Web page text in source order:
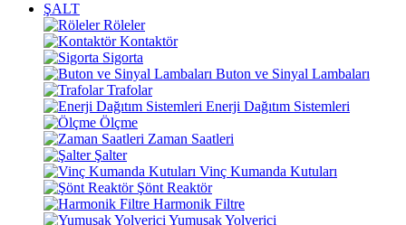
ŞALT
Röleler
Kontaktör
Sigorta
Buton ve Sinyal Lambaları
Trafolar
Enerji Dağıtım Sistemleri
Ölçme
Zaman Saatleri
Şalter
Vinç Kumanda Kutuları
Şönt Reaktör
Harmonik Filtre
Yumuşak Yolverici